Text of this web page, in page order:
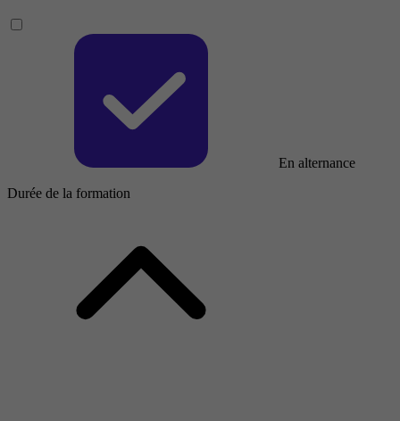
En alternance
Durée de la formation